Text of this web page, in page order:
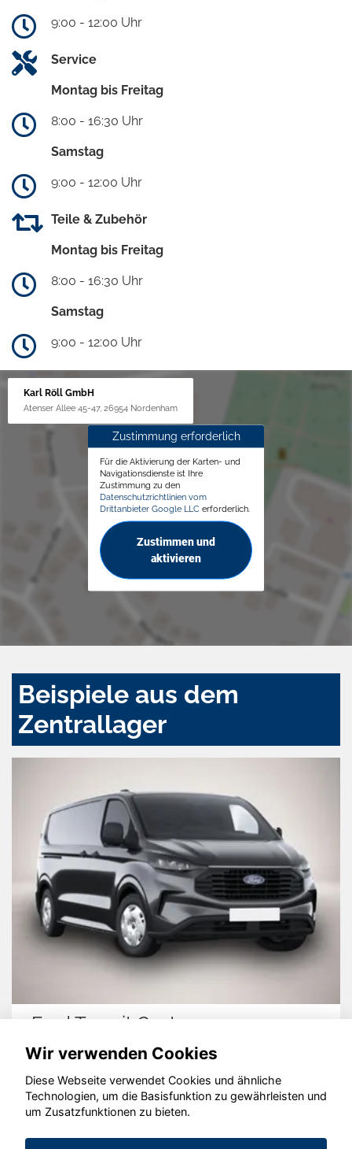
9:00 - 12:00 Uhr
Service
Montag bis Freitag
8:00 - 16:30 Uhr
Samstag
9:00 - 12:00 Uhr
Teile & Zubehör
Montag bis Freitag
8:00 - 16:30 Uhr
Samstag
9:00 - 12:00 Uhr
Karl Röll GmbH
Atenser Allee 45-47, 26954 Nordenham
Zustimmung erforderlich
Für die Aktivierung der Karten- und
Navigationsdienste ist Ihre
Zustimmung zu den
Datenschutzrichtlinien vom
Drittanbieter Google LLC erforderlich.
Zustimmen und
aktivieren
Beispiele aus dem
Zentrallager
Ford Transit Custom
© konjunkturmotor.de GmbH 2020 - 2026
Wir verwenden Cookies
Diese Webseite verwendet Cookies und ähnliche
Technologien, um die Basisfunktion zu gewährleisten und
um Zusatzfunktionen zu bieten.